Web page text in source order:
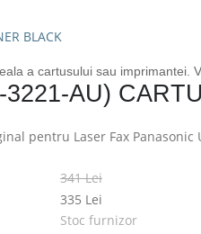
a cartusului sau imprimantei.
AU)
pentru Laser Fax Panasonic
341 Lei
335 Lei
Stoc furnizor